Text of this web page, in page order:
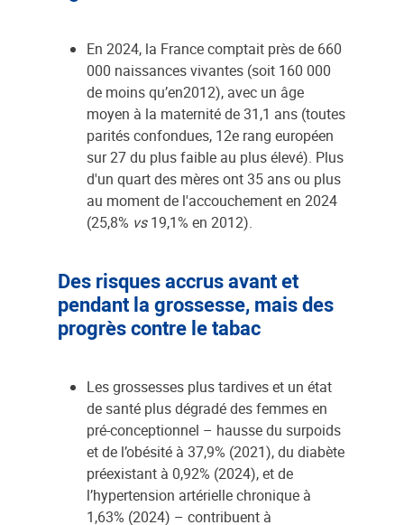
En 2024, la France comptait près de 660
000 naissances vivantes (soit 160 000
de moins qu’en2012), avec un âge
moyen à la maternité de 31,1 ans (toutes
parités confondues, 12e rang européen
sur 27 du plus faible au plus élevé). Plus
d'un quart des mères ont 35 ans ou plus
au moment de l'accouchement en 2024
(25,8% vs19,1% en 2012).
Des risques accrus avant et
pendant la grossesse, mais des
progrès contre le tabac
Les grossesses plus tardives et un état
de santé plus dégradé des femmes en
pré-conceptionnel – hausse du surpoids
et de l’obésité à 37,9% (2021), du diabète
préexistant à 0,92% (2024), et de
l’hypertension artérielle chronique à
1,63% (2024) – contribuent à